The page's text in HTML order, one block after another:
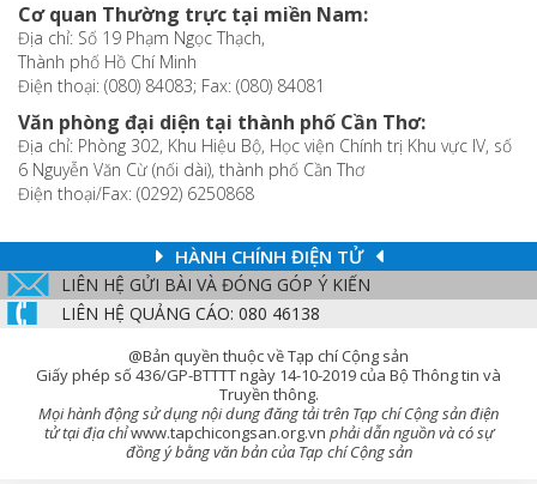
Cơ quan Thường trực tại miền Nam:
Địa chỉ: Số 19 Phạm Ngọc Thạch,
Thành phố Hồ Chí Minh
Điện thoại: (080) 84083; Fax: (080) 84081
Văn phòng đại diện tại thành phố Cần Thơ:
Địa chỉ: Phòng 302, Khu Hiệu Bộ, Học viện Chính trị Khu vực IV, số
6 Nguyễn Văn Cừ (nối dài), thành phố Cần Thơ
Điện thoại/Fax: (0292) 6250868
HÀNH CHÍNH ĐIỆN TỬ
LIÊN HỆ GỬI BÀI VÀ ĐÓNG GÓP Ý KIẾN
LIÊN HỆ QUẢNG CÁO: 080 46138
@Bản quyền thuộc về Tạp chí Cộng sản
Giấy phép số 436/GP-BTTTT ngày 14-10-2019 của Bộ Thông tin và
Truyền thông.
Mọi hành động sử dụng nội dung đăng tải trên Tạp chí Cộng sản điện
tử tại địa chỉwww.tapchicongsan.org.vn phải dẫn nguồn và có sự
đồng ý bằng văn bản của Tạp chí Cộng sản